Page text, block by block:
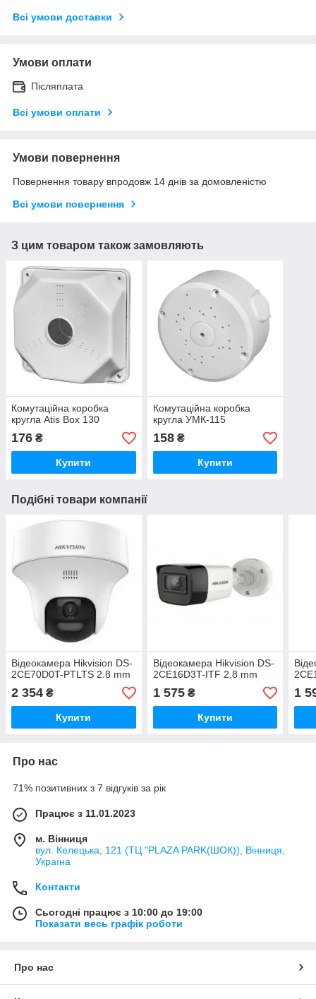
Всі умови доставки
Умови оплати
Післяплата
Всі умови оплати
Умови повернення
Повернення товару впродовж 14 днів за домовленістю
Всі умови повернення
З цим товаром також замовляють
Комутаційна коробка
кругла Atis Box 130
176 ₴
Купити
Комутаційна коробка
кругла УМК-115
158₴
Купити
Подібні товари компанії
Відеокамера Hikvision DS-
2CE70D0T-PTLTS 2.8 mm
2 354 ₴
Купити
Відеокамера Hikvision DS-
2CE16D3T-ITF 2.8 mm
1 575₴
Купити
1
Про нас
71% позитивних з 7 відгуків за рік
Працює з 11.01.2023
м. Вінниця
вул. Келецька, 121 (ТЦ "PLAZA PARK(ШОК)), Вінниця,
Україна
Контакти
Сьогодні працює з 10:00 до 19:00
Показати весь графік роботи
Про нас